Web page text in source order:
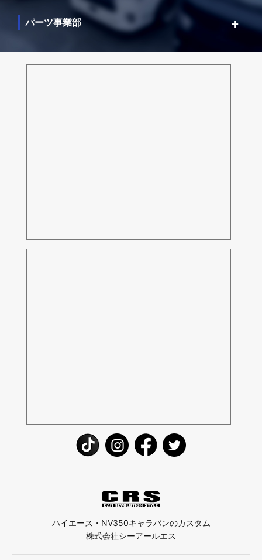
パーツ事業部
ハイエース・NV350キャラバンのカスタム
株式会社シーアールエス